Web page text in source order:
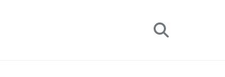
Toggle